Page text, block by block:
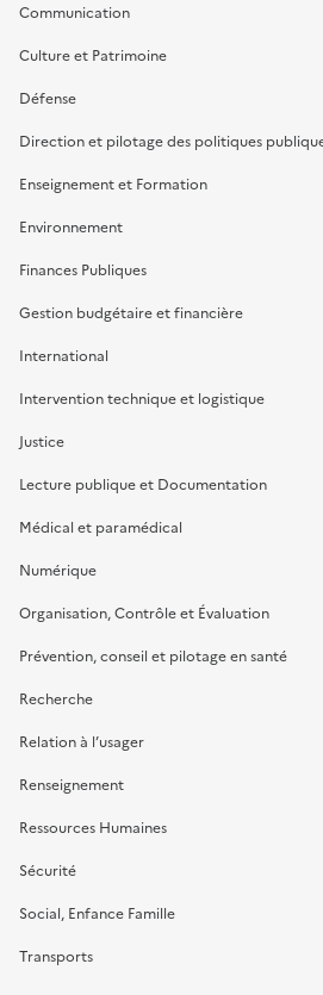
Communication
Culture et Patrimoine
Défense
Direction et pilotage des politiques
Enseignement et Formation
Environnement
Finances Publiques
Gestion budgétaire et financière
International
Intervention technique et logistique
Justice
Lecture publique et Documentation
Médical et paramédical
Numérique
Organisation, Contrôle et Évaluation
Prévention, conseil et pilotage en santé
Recherche
Relation à l’usager
Renseignement
Ressources Humaines
Sécurité
Social, Enfance Famille
Transports